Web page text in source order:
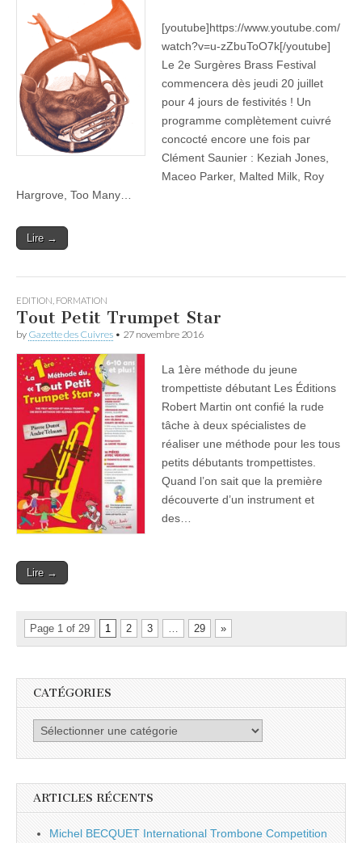
[youtube]https://www.youtube.com/
watch?v=u-zZbuToO7k[/youtube]
Le 2e Surgères Brass Festival
commencera dès jeudi 20 juillet
pour 4 jours de festivités ! Un
programme complètement cuivré
concocté encore une fois par
Clément Saunier : Keziah Jones,
Maceo Parker, Malted Milk, Roy
Hargrove, Too Many…
Lire →
EDITION FORMATION
Tout Petit Trumpet Star
by Gazette des Cuivres • 27 novembre 2016
La 1ère méthode du jeune
trompettiste débutant Les Éditions
Robert Martin ont confié la rude
tâche à deux spécialistes de
réaliser une méthode pour les tous
petits débutants trompettistes.
Quand l’on sait que la première
découverte d’un instrument et
des…
Lire →
Page 1 of 29 1 2 3 … 29 »
CATÉGORIES
Catégories
ARTICLES RÉCENTS
Michel BECQUET International Trombone Competition